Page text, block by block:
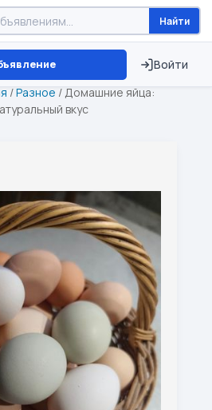
Найти
Войти
Брест ⏱ ТОЛЬКО 15 ДНЕЙ
/Разное / Домашние яйца:
вкус